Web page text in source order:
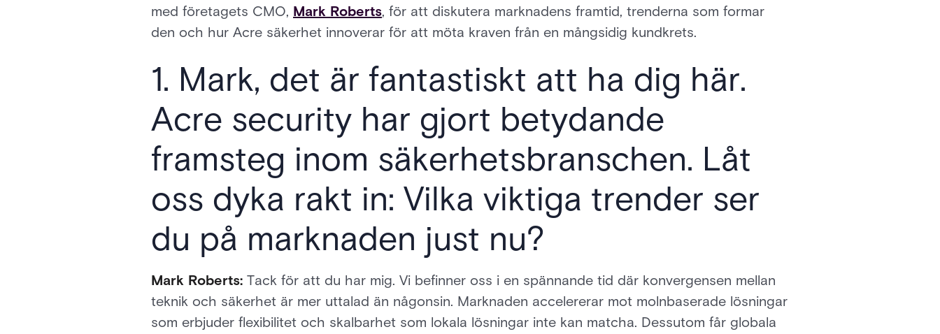
med företagets CMO, Mark Roberts, för att diskutera marknadens framtid, trenderna som formar
den och hur Acre säkerhet innoverar för att möta kraven från en mångsidig kundkrets.
1. Mark, det är fantastiskt att ha dig här.
Acre security har gjort betydande
framsteg inom säkerhetsbranschen. Låt
oss dyka rakt in: Vilka viktiga trender ser
du på marknaden just nu?
Mark Roberts: Tack för att du har mig. Vi befinner oss i en spännande tid där konvergensen mellan
teknik och säkerhet är mer uttalad än någonsin. Marknaden accelererar mot molnbaserade lösningar
som erbjuder flexibilitet och skalbarhet som lokala lösningar inte kan matcha. Dessutom får globala